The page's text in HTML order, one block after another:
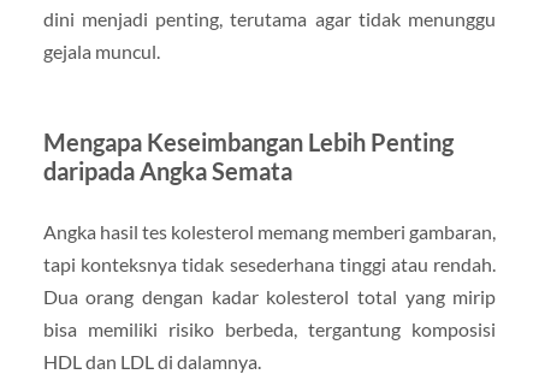
dini menjadi penting, terutama agar tidak menunggu
gejala muncul.
Mengapa Keseimbangan Lebih Penting
daripada Angka Semata
Angka hasil tes kolesterol memang memberi gambaran,
tapi konteksnya tidak sesederhana tinggi atau rendah.
Dua orang dengan kadar kolesterol total yang mirip
bisa memiliki risiko berbeda, tergantung komposisi
HDL dan LDL di dalamnya.